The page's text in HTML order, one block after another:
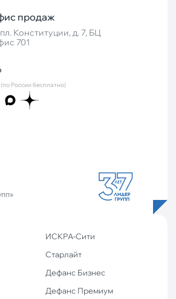
продаж
Конституции, д. 7, БЦ
701
(по России бесплатно)
ИСКРА-Сити
Старлайт
Дефанс Бизнес
Дефанс Премиум